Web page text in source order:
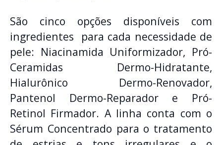
São cinco opções disponíveis com
ingredientes para cada necessidade de
pele: Niacinamida Uniformizador, Pró-
Ceramidas Dermo-Hidratante,
Hialurônico Dermo-Renovador,
Pantenol Dermo-Reparador e Pró-
Retinol Firmador. A linha conta com o
Sérum Concentrado para o tratamento